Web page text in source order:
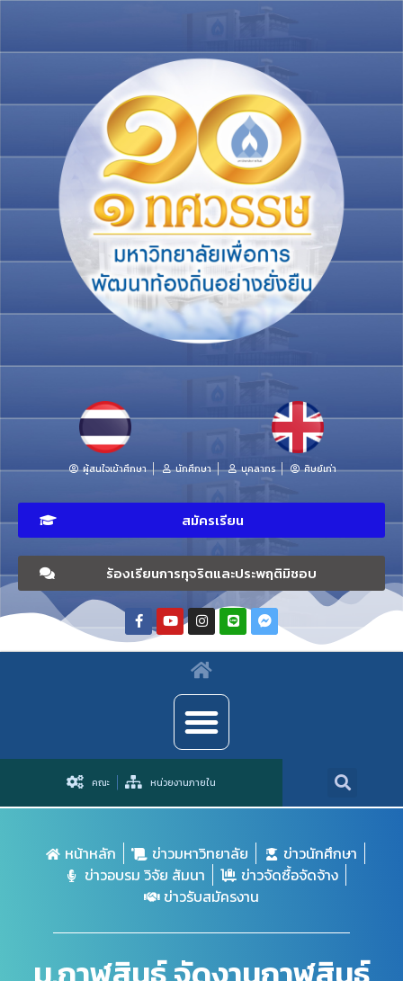
ผู้สนใจเข้าศึกษา นักศึกษา บุคลากร ศิษย์เก่า
สมัครเรียน
ร้องเรียนการทุจริตและประพฤติมิชอบ
คณะ หน่วยงานภายใน
หน้าหลัก ข่าวมหาวิทยาลัย
ข่าวนักศึกษา
ข่าวอบรม วิจัย สัมนา
ข่าวจัดซื้อจัดจ้าง
ข่าวรับสมัครงาน